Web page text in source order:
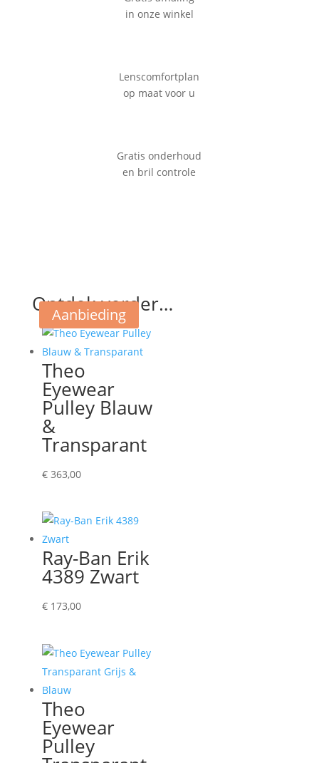
in onze winkel
Lenscomfortplan
op maat voor u
Gratis onderhoud
en bril controle
Ontdek verder…
Theo
Eyewear
Pulley Blauw
&
Transparant
€363,00
Ray-Ban Erik
4389 Zwart
€173,00
Theo
Eyewear
Pulley
Aanbieding